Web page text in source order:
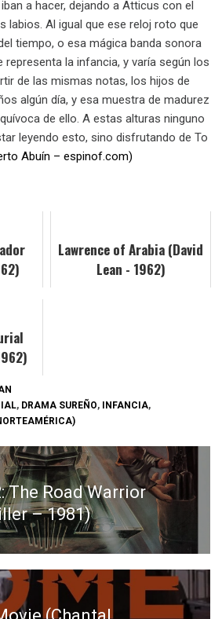
a hacer, dejando a Atticus con el
labios. Al igual que ese reloj roto que
tiempo, o esa mágica banda sonora
representa la infancia, y varía según los
de las mismas notas, los hijos de
algún día, y esa muestra de madurez
de ello. A estas alturas ninguno
leyendo esto, sino disfrutando de To
Abuín – espinof.com)
Lawrence of Arabia (David
Lean - 1962)
, DRAMA SUREÑO, INFANCIA,
The Road Warrior
– 1981)